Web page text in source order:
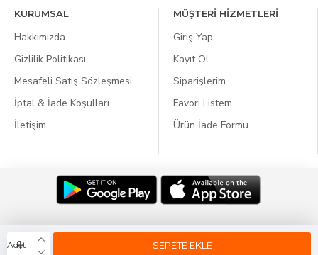
Adet SEPETE EKLE
KURUMSAL
Hakkımızda
Gizlilik Politikası
Mesafeli Satış Sözleşmesi
İptal & İade Koşulları
İletişim
MÜŞTERİ HİZMETLERİ
Giriş Yap
Kayıt Ol
Siparişlerim
Favori Listem
Ürün İade Formu